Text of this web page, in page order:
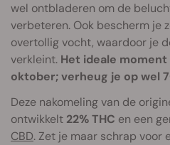
wel ontbladeren om de
verbeteren. Ook bescherm je
overtollig vocht, waardoor je
verkleint. Het ideale
oktober; verheug je op wel
Deze nakomeling van de
ontwikkelt 22% THC en een
CBD. Zet je maar schrap